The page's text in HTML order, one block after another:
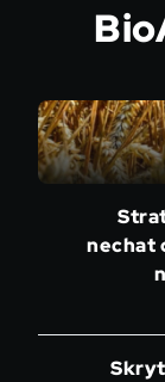
nechat